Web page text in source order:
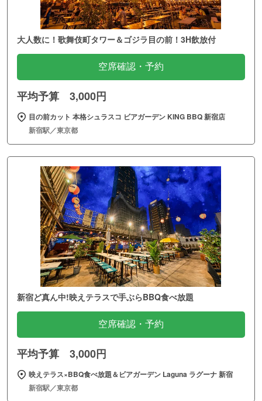
大人数に！歌舞伎町タワー＆ゴジラ目の前！3H飲放付
空席確認・予約
平均予算 3,000円
目の前カット 本格シュラスコ ビアガーデン KING BBQ 新宿店
新宿駅／東京都
新宿ど真ん中!映えテラスで手ぶらBBQ食べ放題
空席確認・予約
平均予算 3,000円
映えテラス×BBQ食べ放題＆ビアガーデン Laguna ラグーナ 新宿
新宿駅／東京都